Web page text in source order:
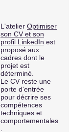
L'atelier Optimiser
son CV et son
profil LinkedIn est
proposé aux
cadres dont le
projet est
déterminé.
Le CV reste une
porte d'entrée
pour décrire ses
compétences
techniques et
comportementales